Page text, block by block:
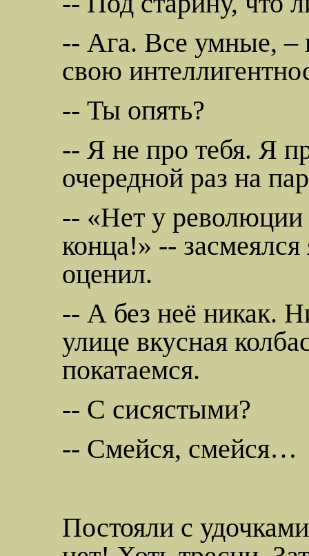
-- Ага. Все умные, –
свою
-- Ты опять?
-- Я не про тебя. Я
очередной раз на
-- «Нет у
конца!» --
оценил.
-- А без неё никак.
улице вкусная
покатаемся.
-- С сисястыми?
-- Смейся, смейся…
Постояли с